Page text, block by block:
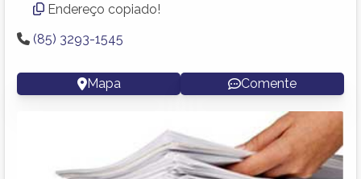
Endereço copiado!
(85) 3293-1545
Mapa Comente